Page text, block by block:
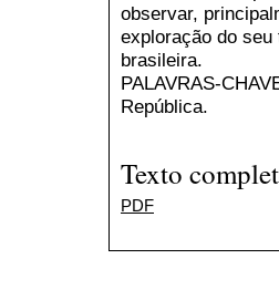
observar,
exploração do
brasileira.
PALAVRAS-
República.
Texto
PDF